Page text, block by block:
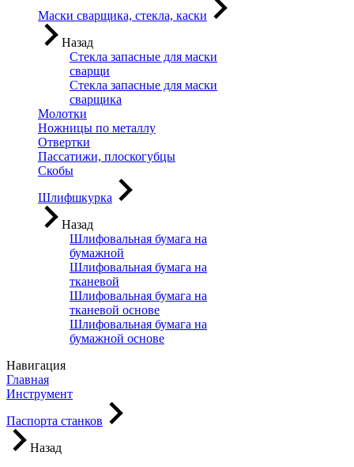
Маски сварщика, стекла, каски
Назад
Стекла запасные для маски
сварщи
Стекла запасные для маски
сварщика
Молотки
Ножницы по металлу
Отвертки
Пассатижи, плоскогубцы
Скобы
Шлифшкурка
Назад
Шлифовальная бумага на
бумажной
Шлифовальная бумага на
тканевой
Шлифовальная бумага на
тканевой основе
Шлифовальная бумага на
бумажной основе
Навигация
Главная
Инструмент
Паспорта станков
Назад